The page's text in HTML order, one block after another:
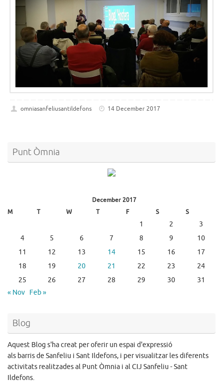
omniasanfeliusantildefons 14 December 2017
Punt Òmnia
December 2017
M
T W T F S S
1 2
3
4
5 6 7 8 9
10
11
12 13 14 15 16
17
18
19 20 21 22 23
24
25
26 27 28 29 30
31
« Nov Feb »
Blog
Aquest Blog s'ha creat per oferir un espai d'expressió
als barris de Sanfeliu i Sant Ildefons, i per visualitzar les diferents
activitats realitzades al Punt Òmnia i al CIJ Sanfeliu - Sant
Ildefons.